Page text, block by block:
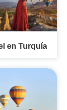
en Turquía